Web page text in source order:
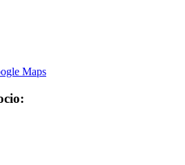
Maps